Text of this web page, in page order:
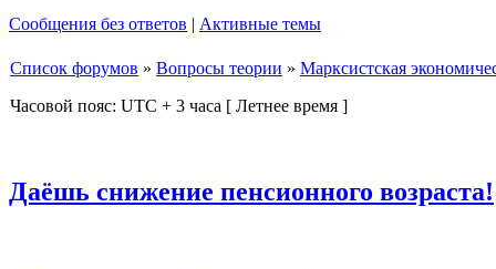
Сообщения без ответов | Активные темы
Список форумов » Вопросы теории » Марксистская
Часовой пояс: UTC + 3 часа [ Летнее время ]
Даёшь снижение пенсионного возраста!